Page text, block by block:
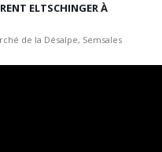
ELTSCHINGER À
de la Désalpe, Semsales